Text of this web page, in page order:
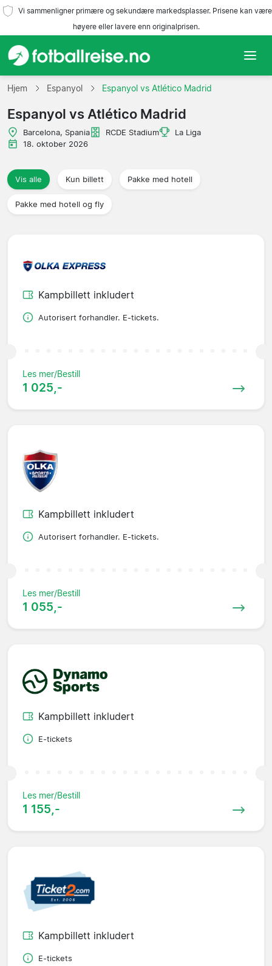
Vi sammenligner primære og sekundære markedsplasser. Prisene kan være
høyere eller lavere enn originalprisen.
Hjem
Lag
Ligaer
Reisebyråer
Hjem Espanyol Espanyol vs Atlético Madrid
Espanyol vs Atlético Madrid
Barcelona, Spania RCDE Stadium
La Liga
18. oktober 2026
Vis alle Kun billett Pakke med hotell
Pakke med hotell og fly
Kampbillett inkludert
Autorisert forhandler. E-tickets.
Les mer/Bestill
1 025,-
Kampbillett inkludert
Autorisert forhandler. E-tickets.
Les mer/Bestill
1 055,-
Kampbillett inkludert
E-tickets
Les mer/Bestill
1 155,-
Kampbillett inkludert
E-tickets